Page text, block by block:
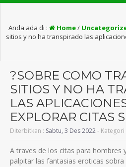
Anda ada di : Home/
sitios y no ha transpirado las
?SOBRE COMO
SITIOS Y NO HA
LAS
EXPLORAR CITAS
Diterbitkan : Sabtu, 3 Des 2022- Kategori
A traves de los citas para hombres
palpitar las fantasias eroticas